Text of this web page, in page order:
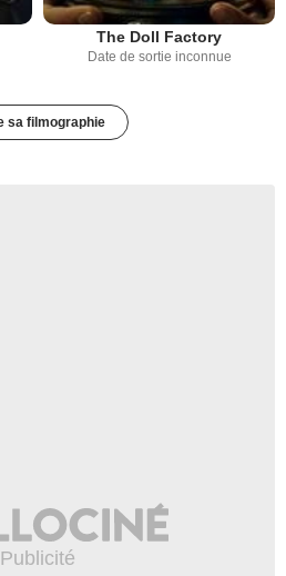
The Doll Factory
Date de sortie inconnue
sa filmographie